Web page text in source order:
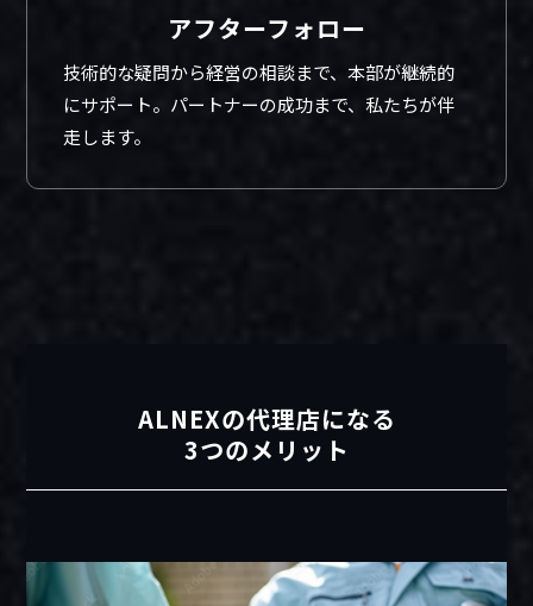
アフターフォロー
技術的な疑問から経営の相談まで、本部が継続的
にサポート。パートナーの成功まで、私たちが伴
走します。
ALNEXの代理店になる
3つのメリット